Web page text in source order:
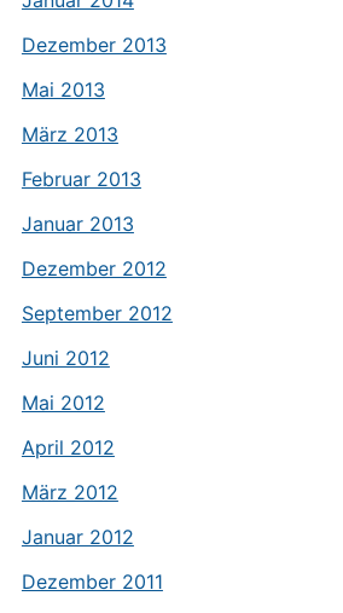
Dezember 2013
Mai 2013
März 2013
Februar 2013
Januar 2013
Dezember 2012
September 2012
Juni 2012
Mai 2012
April 2012
März 2012
Januar 2012
Dezember 2011